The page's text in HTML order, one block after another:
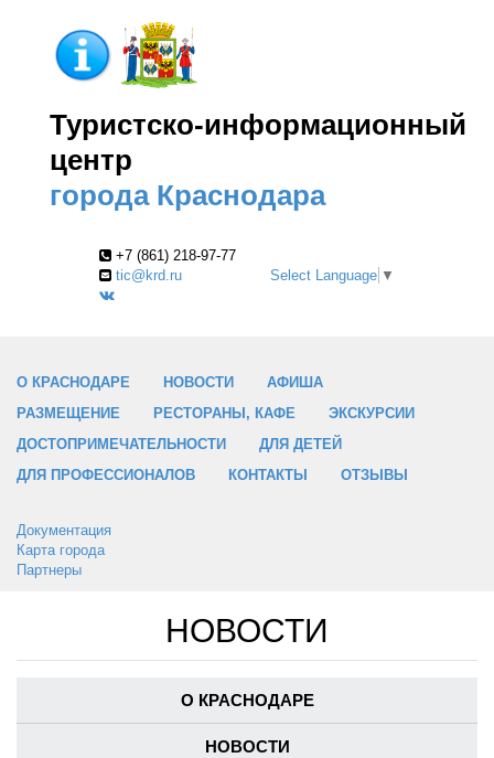
Туристско-информационный
центр
города Краснодара
+7 (861) 218-97-77
tic@krd.ru
Select Language ▼
О КРАСНОДАРЕ НОВОСТИ
АФИША
РАЗМЕЩЕНИЕ
РЕСТОРАНЫ, КАФЕ
ЭКСКУРСИИ
ДОСТОПРИМЕЧАТЕЛЬНОСТИ
ДЛЯ ДЕТЕЙ
ДЛЯ ПРОФЕССИОНАЛОВ
КОНТАКТЫ ОТЗЫВЫ
Документация
Карта города
Партнеры
НОВОСТИ
О КРАСНОДАРЕ
НОВОСТИ